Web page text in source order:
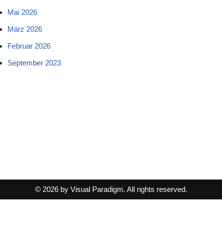
Mai 2026
März 2026
Februar 2026
September 2023
© 2026 by Visual Paradigm. All rights reserved.